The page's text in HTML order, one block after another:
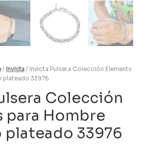
/ Invicta / Invicta Pulsera Colección Elements
plateado 33976
Colección
para Hombre
33976